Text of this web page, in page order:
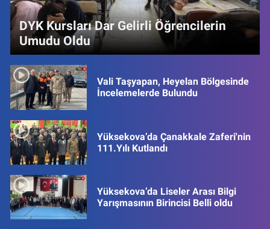
DYK Kursları Dar Gelirli Öğrencilerin
Umudu Oldu
Vali Taşyapan, Heyelan Bölgesinde
İncelemelerde Bulundu
Yüksekova’da Çanakkale Zaferi'nin
111.Yılı Kutlandı
Yüksekova’da Liseler Arası Bilgi
Yarışmasının Birincisi Belli oldu